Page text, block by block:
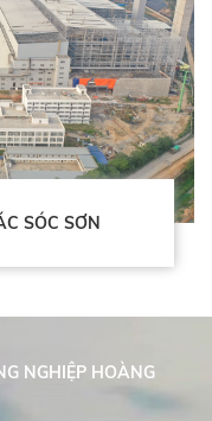
SÓC SƠN
NGHIỆP HOÀNG